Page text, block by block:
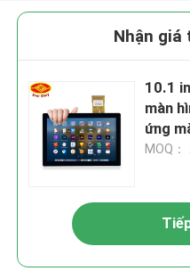
Nhận
10.1
màn
ứng
hiệu
MOQ